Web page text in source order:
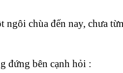
ngôi chùa đến nay, chưa
đứng bên cạnh hỏi :